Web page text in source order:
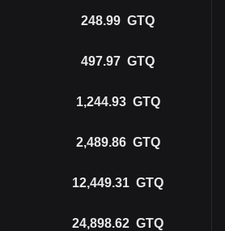
248.99 GTQ
497.97 GTQ
1,244.93 GTQ
2,489.86 GTQ
12,449.31 GTQ
24,898.62 GTQ